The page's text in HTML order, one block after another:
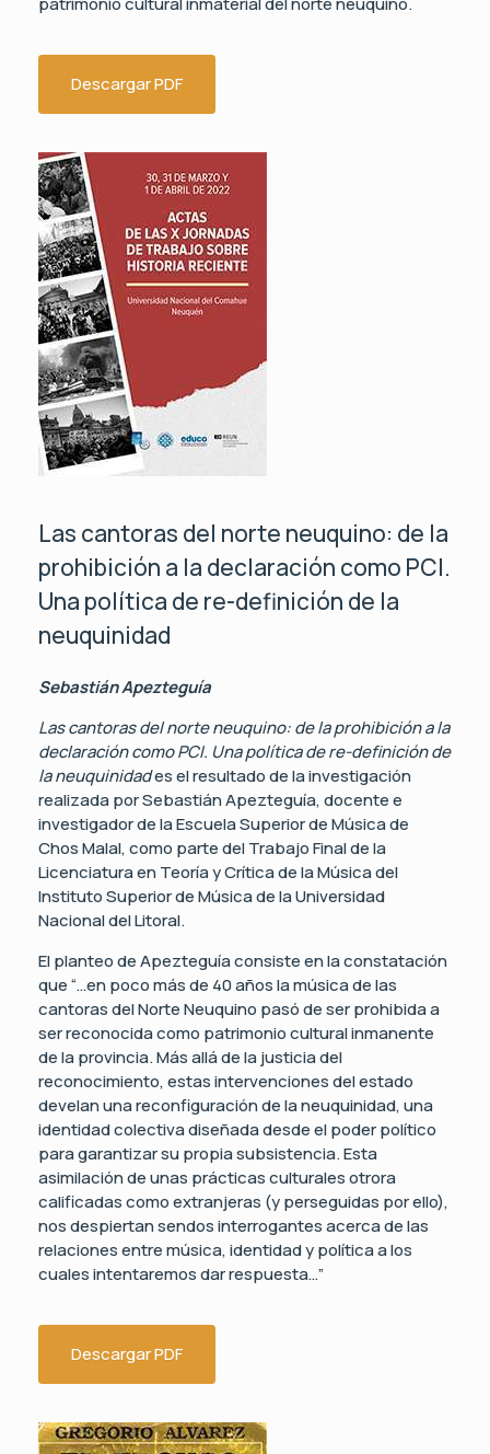
Descargar PDF
Las cantoras del norte neuquino: de la
prohibición a la declaración como PCI.
Una política de re-definición de la
neuquinidad
Sebastián Apezteguía
Las cantoras del norte neuquino: de la prohibición a la
declaración como PCI. Una política de re-definición de
la neuquinidades el resultado de la investigación
realizada por Sebastián Apezteguía, docente e
investigador de la Escuela Superior de Música de
Chos Malal, como parte del Trabajo Final de la
Licenciatura en Teoría y Crítica de la Música del
Instituto Superior de Música de la Universidad
Nacional del Litoral.
El planteo de Apezteguía consiste en la constatación
que “…en poco más de 40 años la música de las
cantoras del Norte Neuquino pasó de ser prohibida a
ser reconocida como patrimonio cultural inmanente
de la provincia. Más allá de la justicia del
reconocimiento, estas intervenciones del estado
develan una reconfiguración de la neuquinidad, una
identidad colectiva diseñada desde el poder político
para garantizar su propia subsistencia. Esta
asimilación de unas prácticas culturales otrora
calificadas como extranjeras (y perseguidas por ello),
nos despiertan sendos interrogantes acerca de las
relaciones entre música, identidad y política a los
cuales intentaremos dar respuesta…”
Descargar PDF